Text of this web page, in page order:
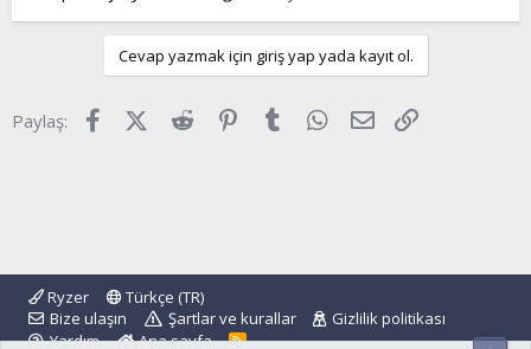
Cevap yazmak için giriş yap yada kayıt ol.
Paylaş: FacebookX (Twitter)
Reddit Pinterest
Tumblr WhatsApp
E-posta
Ryzer
Türkçe (TR)
Bize ulaşın
Şartlar ve kurallar
Gizlilik politikası
Yardım
Ana sayfa
R